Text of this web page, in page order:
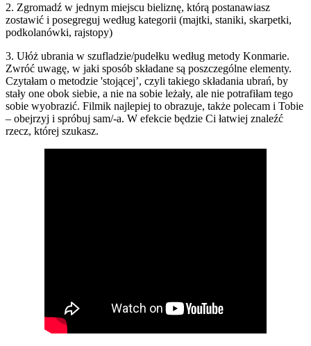
2. Zgromadź w jednym miejscu bieliznę, którą postanawiasz
zostawić i posegreguj według kategorii (majtki, staniki, skarpetki,
podkolanówki, rajstopy)
3. Ułóż ubrania w szufladzie/pudełku według metody Konmarie.
Zwróć uwagę, w jaki sposób składane są poszczególne elementy.
Czytałam o metodzie 'stojącej’, czyli takiego składania ubrań, by
stały one obok siebie, a nie na sobie leżały, ale nie potrafiłam tego
sobie wyobrazić. Filmik najlepiej to obrazuje, także polecam i Tobie
– obejrzyj i spróbuj sam/-a. W efekcie będzie Ci łatwiej znaleźć
rzecz, której szukasz.